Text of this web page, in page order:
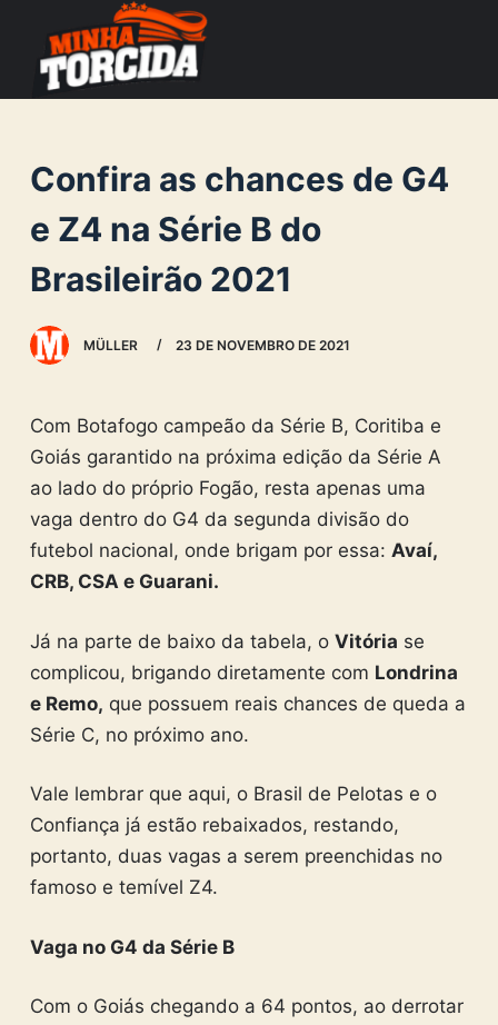
o
o
e
Confira as chances de G4
e Z4 na Série B do
Brasileirão 2021
MÜLLER 23 DE NOVEMBRO DE 2021
Com Botafogo campeão da Série B, Coritiba e
Goiás garantido na próxima edição da Série A
ao lado do próprio Fogão, resta apenas uma
vaga dentro do G4 da segunda divisão do
futebol nacional, onde brigam por essa: Avaí,
CRB, CSA e Guarani.
Já na parte de baixo da tabela, o Vitória se
complicou, brigando diretamente com Londrina
e Remo, que possuem reais chances de queda a
Série C, no próximo ano.
Vale lembrar que aqui, o Brasil de Pelotas e o
Confiança já estão rebaixados, restando,
portanto, duas vagas a serem preenchidas no
famoso e temível Z4.
Vaga no G4 da Série B
Com o Goiás chegando a 64 pontos, ao derrotar